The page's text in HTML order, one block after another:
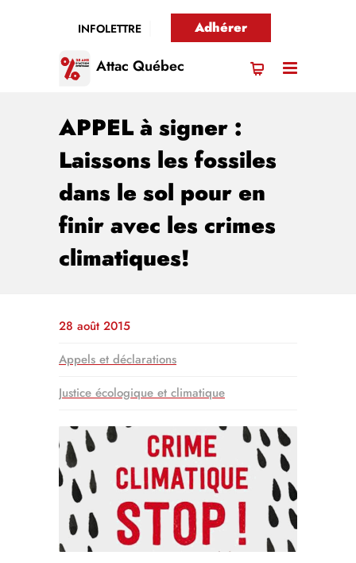
INFOLETTRE Adhérer
Attac Québec
APPEL à signer :
Laissons les fossiles
dans le sol pour en
finir avec les crimes
climatiques!
28 août 2015
Appels et déclarations
Justice écologique et climatique